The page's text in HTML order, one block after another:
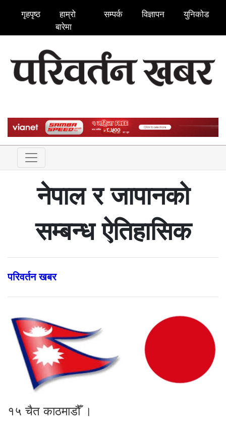
गृहपृष्ठ
हाम्रो
बारेमा
सम्पर्क विज्ञापन युनिकोड
नेपाल र जापानको
सम्बन्ध ऐतिहासिक
परिवर्तन खबर
१५ चैत काठमाडौँ ।